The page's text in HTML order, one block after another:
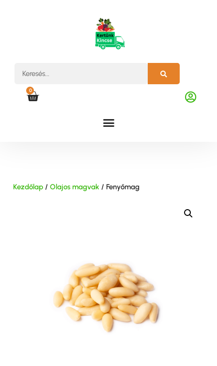
0
Kezdőlap/ Olajos magvak / Fenyőmag